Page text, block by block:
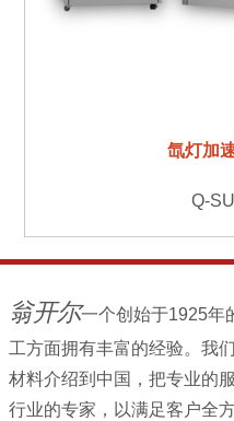
氙灯加
Q-
翁开尔一个创始于1925年
工方面拥有丰富的经验。我
材料介绍到中国，把专业的
行业的专家，以满足客户全